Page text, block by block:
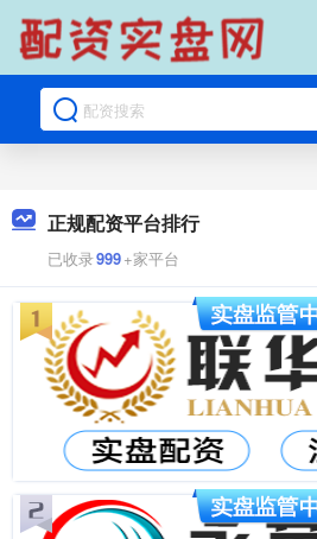
正规配资平台排行
已收录999+家平台